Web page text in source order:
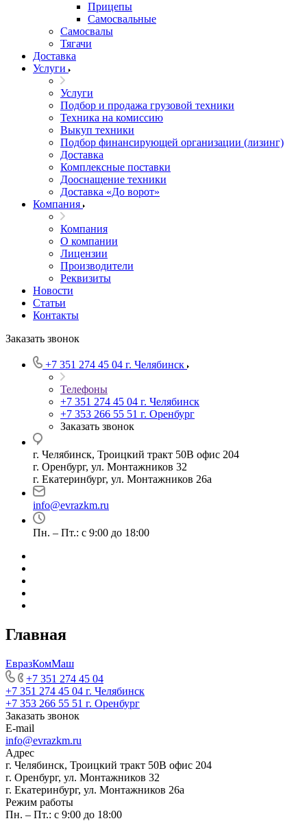
Прицепы
Самосвальные
Самосвалы
Тягачи
Доставка
Услуги
Услуги
Подбор и продажа грузовой техники
Техника на комиссию
Выкуп техники
Подбор финансирующей организации (лизинг)
Доставка
Комплексные поставки
Дооснащение техники
Доставка «До ворот»
Компания
Компания
О компании
Лицензии
Производители
Реквизиты
Новости
Статьи
Контакты
Заказать звонок
+7 351 274 45 04 г. Челябинск
Телефоны
+7 351 274 45 04 г. Челябинск
+7 353 266 55 51 г. Оренбург
Заказать звонок
г. Челябинск, Троицкий тракт 50В офис 204
г. Оренбург, ул. Монтажников 32
г. Екатеринбург, ул. Монтажников 26а
info@evrazkm.ru
Пн. – Пт.: с 9:00 до 18:00
Главная
ЕвразКомМаш
+7 351 274 45 04
+7 351 274 45 04 г. Челябинск
+7 353 266 55 51 г. Оренбург
Заказать звонок
E-mail
info@evrazkm.ru
Адрес
г. Челябинск, Троицкий тракт 50В офис 204
г. Оренбург, ул. Монтажников 32
г. Екатеринбург, ул. Монтажников 26а
Режим работы
Пн. – Пт.: с 9:00 до 18:00